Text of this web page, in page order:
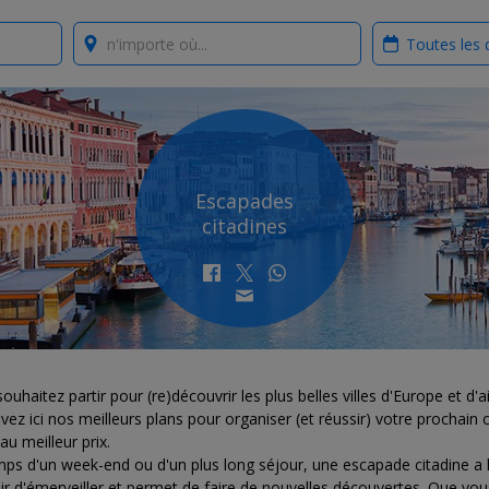
Where? When?
Escapades
citadines
partir pour (re)découvrir les plus belles villes d'Europe et
ici nos meilleurs plans pour organiser (et réussir) votre prochain
meilleur prix.
d'un week-end ou d'un plus long séjour, une escapade citadine a